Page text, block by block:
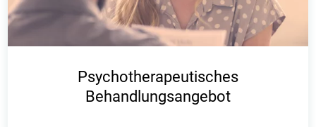
Psychotherapeutisches
Behandlungsangebot